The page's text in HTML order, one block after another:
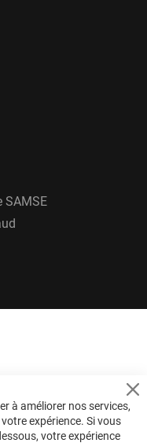
SAMSE
à améliorer nos services,
expérience. Si vous
votre expérience